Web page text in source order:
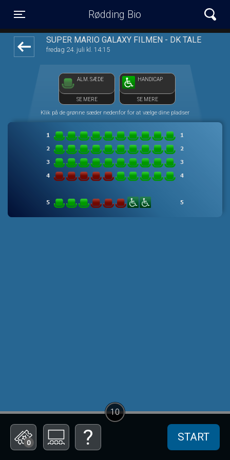
Rødding Bio
SUPER MARIO GALAXY FILMEN - DK TALE
fredag 24. juli kl. 14:15
ALM. SÆDE
SE MERE
HANDICAP
SE MERE
Klik på de grønne sæder nedenfor for at vælge dine pladser
0 START
10
1step-front02 080103